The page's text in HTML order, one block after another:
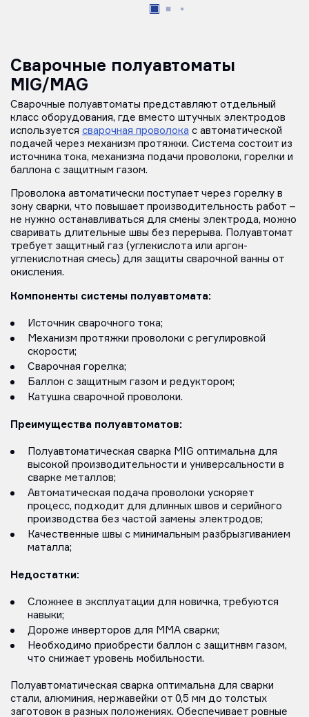
Сварочные полуавтоматы
MIG/MAG
Сварочные полуавтоматы представляют отдельный
класс оборудования, где вместо штучных электродов
используется сварочная проволока с автоматической
подачей через механизм протяжки. Система состоит из
источника тока, механизма подачи проволоки, горелки и
баллона с защитным газом.
Проволока автоматически поступает через горелку в
зону сварки, что повышает производительность работ –
не нужно останавливаться для смены электрода, можно
сваривать длительные швы без перерыва. Полуавтомат
требует защитный газ (углекислота или аргон-
углекислотная смесь) для защиты сварочной ванны от
окисления.
Компоненты системы полуавтомата:
Источник сварочного тока;
Механизм протяжки проволоки с регулировкой
скорости;
Сварочная горелка;
Баллон с защитным газом и редуктором;
Катушка сварочной проволоки.
Преимущества полуавтоматов:
Полуавтоматическая сварка MIG оптимальна для
высокой производительности и универсальности в
сварке металлов;
Автоматическая подача проволоки ускоряет
процесс, подходит для длинных швов и серийного
производства без частой замены электродов;
Качественные швы с минимальным разбрызгиванием
маталла;
Недостатки:
Сложнее в эксплуатации для новичка, требуются
навыки;
Дороже инверторов для ММА сварки;
Необходимо приобрести баллон с защитнвм газом,
что снижает уровень мобильности.
Полуавтоматическая сварка оптимальна для сварки
стали, алюминия, нержавейки от 0,5 мм до толстых
заготовок в разных положениях. Обеспечивает ровные